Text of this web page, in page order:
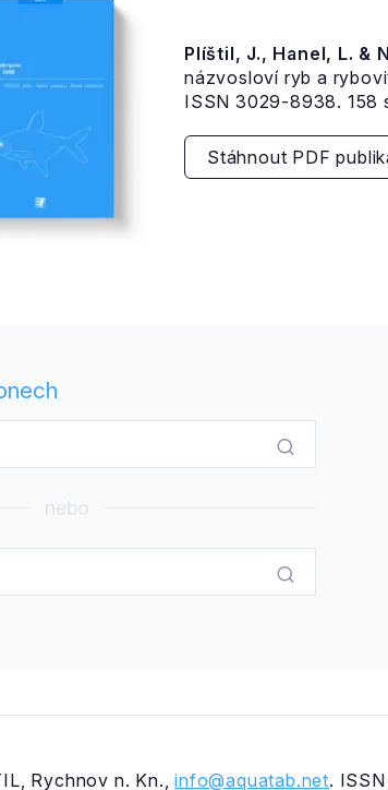
Plíštil, J., Hanel, L. &
názvosloví ryb a
ISSN 3029-8938. 158
Stáhnout PDF
nebo
Rychnov n. Kn.,info@aquatab.net.